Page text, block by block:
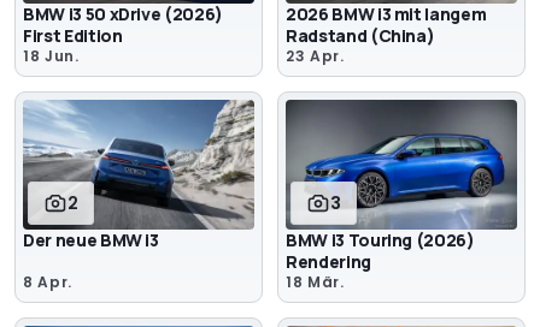
BMW i3 50 xDrive (2026)
First Edition
18 Jun.
2026 BMW i3 mit langem
Radstand (China)
23 Apr.
2
Der neue BMW i3
8 Apr.
3
BMW i3 Touring (2026)
Rendering
18 Mär.